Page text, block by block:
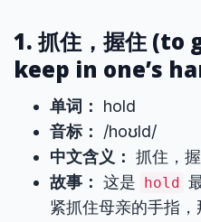
1. 抓住，握住
keep in one’s
单词：
hold
音标：
/hoʊld/
中文含义： 抓住，
故事： 这是 hold
紧抓住母亲的手指，